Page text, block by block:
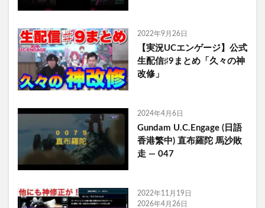
2022年9月26日
【実況UCエンゲージ】公式
生配信♯9まとめ「久々の神
改修」
2024年4月6日
Gundam U.C.Engage (日語
香港繁中) 直布羅陀 馬沙敗
走 — 047
2022年11月19日
2026年4月26日